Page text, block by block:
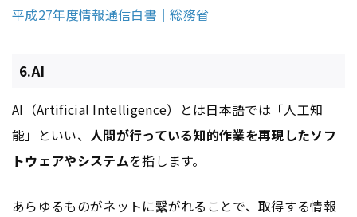
平成27年度情報通信白書｜総務省
6.AI
AI（Artificial Intelligence）とは日本語では「人工知
能」といい、 人間が行っている知的作業を再現したソフ
トウェアやシステムを指します。
あらゆるものがネットに繋がれることで、取得する情報